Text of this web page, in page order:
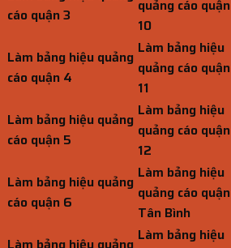
cáo quận 3
quảng cáo quận
10
Làm bảng hiệu quảng
cáo quận 4
Làm bảng hiệu
quảng cáo quận
11
Làm bảng hiệu quảng
cáo quận 5
Làm bảng hiệu
quảng cáo quận
12
Làm bảng hiệu quảng
cáo quận 6
Làm bảng hiệu
quảng cáo quận
Tân Bình
Làm bảng hiệu